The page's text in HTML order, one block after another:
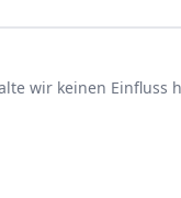
wir keinen Einfluss